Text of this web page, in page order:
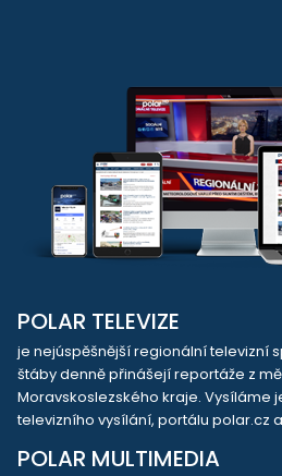
POLAR TELEVIZE
je nejúspěšnější regionální televizní
štáby denně přinášejí reportáže z
Moravskoslezského kraje. Vysíláme
televizního vysílání, portálu polar.cz
POLAR MULTIMEDIA